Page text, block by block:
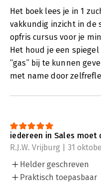
Het boek lees je in 1
vakkundig inzicht in de
opfris cursus voor je
Het houd je een
“gas” bij te kunnen
met name door
iedereen in Sales moet
R.J.W. Vrijburg | 31
Helder geschreven
Praktisch toepasbaar